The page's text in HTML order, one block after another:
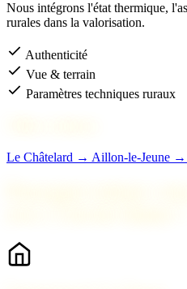
Nous intégrons l'état thermique,
rurales dans la valorisation.
Authenticité
Vue & terrain
Paramètres techniques ruraux
Le Châtelard → Aillon-le-Jeune →